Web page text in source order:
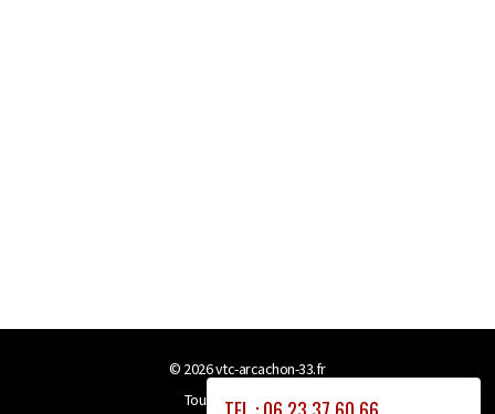
© 2026vtc-arcachon-33.fr
Tous droits réservés